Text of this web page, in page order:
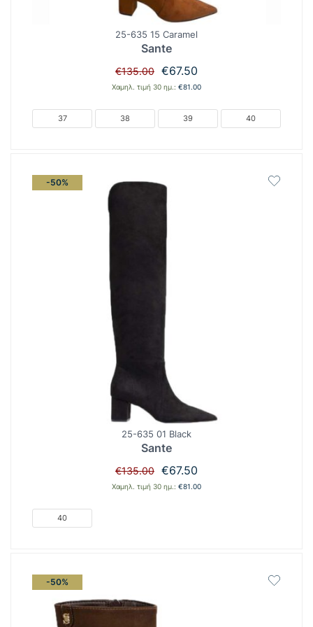
25-635 15 Caramel
Sante
€135.00 Original
price
€135.00.
€67.50
τρέχουσα
€67.50.
Χαμηλ. τιμή 30 ημ.: €81.00
37 38 39 40
-50%
25-635 01 Black
Sante
€135.00 Original
price
€67.50
τρέχουσα
Χαμηλ. τιμή 30 ημ.: €81.00
40
-50%